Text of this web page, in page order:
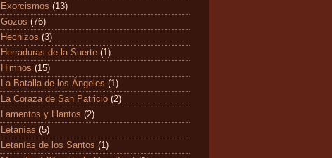
Exorcismos (13)
Gozos (76)
Hechizos (3)
Herraduras de la Suerte (1)
Himnos (15)
La Batalla de los Ángeles (1)
La Coraza de San Patricio (2)
Lamentos y Llantos (2)
Letanías (5)
Letanías de los Santos (1)